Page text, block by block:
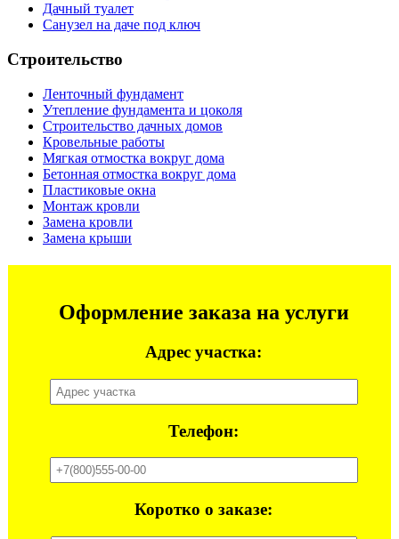
Дачный туалет
Санузел на даче под ключ
Строительство
Ленточный фундамент
Утепление фундамента и цоколя
Строительство дачных домов
Кровельные работы
Мягкая отмостка вокруг дома
Бетонная отмостка вокруг дома
Пластиковые окна
Монтаж кровли
Замена кровли
Замена крыши
Оформление заказа на услуги
Адрес участка:
Телефон:
Коротко о заказе: